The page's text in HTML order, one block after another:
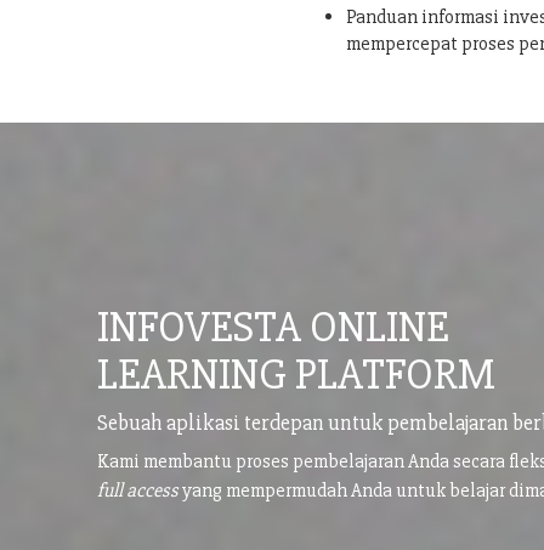
Panduan informasi
mempercepat proses
INFOVESTA ONLINE
LEARNING PLATFORM
Sebuah aplikasi terdepan untuk pembelajaran
Kami membantu proses pembelajaran Anda secara
full accessyang mempermudah Anda untuk belajar